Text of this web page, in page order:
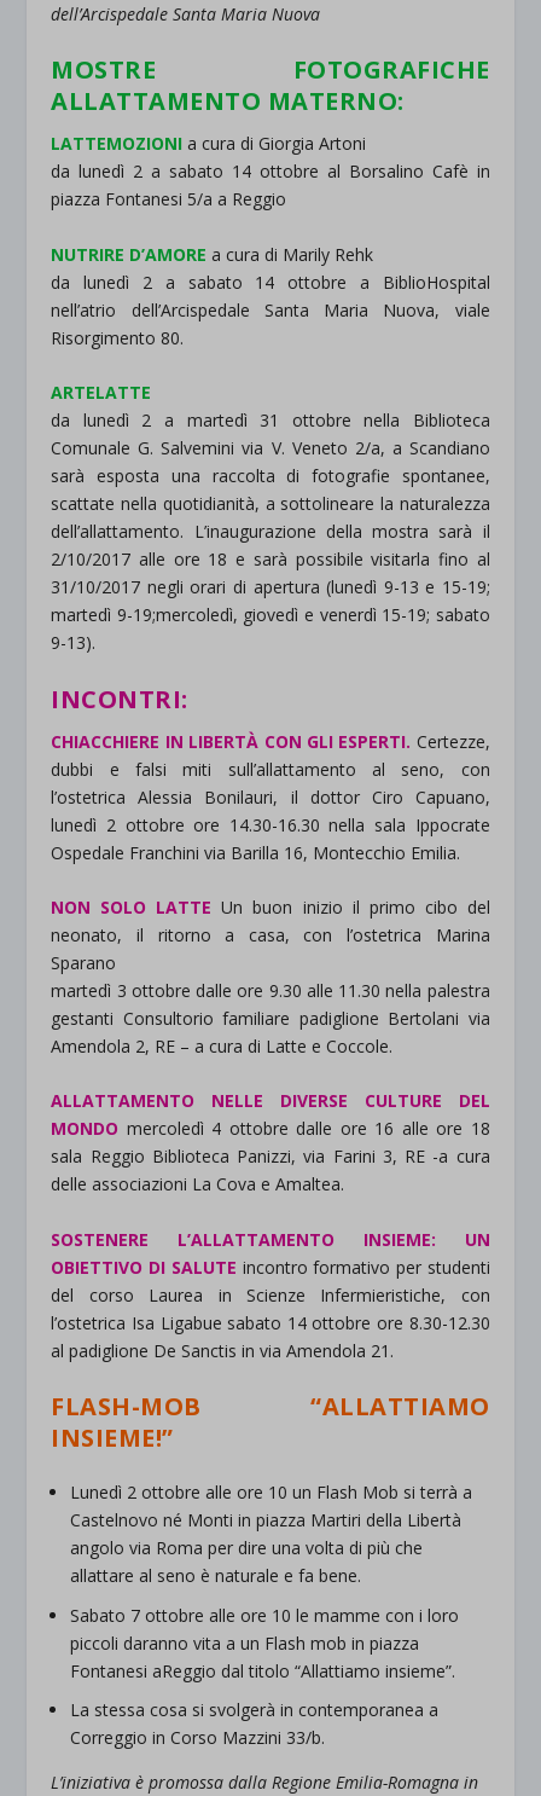
dell’Arcispedale Santa Maria Nuova
MOSTRE FOTOGRAFICHE
ALLATTAMENTO MATERNO:
LATTEMOZIONI a cura di Giorgia Artoni
da lunedì 2 a sabato 14 ottobre al Borsalino Cafè in
piazza Fontanesi 5/a a Reggio
NUTRIRE D’AMORE a cura di Marily Rehk
da lunedì 2 a sabato 14 ottobre a BiblioHospital
nell’atrio dell’Arcispedale Santa Maria Nuova, viale
Risorgimento 80.
ARTELATTE
da lunedì 2 a martedì 31 ottobre nella Biblioteca
Comunale G. Salvemini via V. Veneto 2/a, a Scandiano
sarà esposta una raccolta di fotografie spontanee,
scattate nella quotidianità, a sottolineare la naturalezza
dell’allattamento. L’inaugurazione della mostra sarà il
2/10/2017 alle ore 18 e sarà possibile visitarla fino al
31/10/2017 negli orari di apertura (lunedì 9-13 e 15-19;
martedì 9-19;mercoledì, giovedì e venerdì 15-19; sabato
9-13).
INCONTRI:
CHIACCHIERE IN LIBERTÀ CON GLI ESPERTI. Certezze,
dubbi e falsi miti sull’allattamento al seno, con
l’ostetrica Alessia Bonilauri, il dottor Ciro Capuano,
lunedì 2 ottobre ore 14.30-16.30 nella sala Ippocrate
Ospedale Franchini via Barilla 16, Montecchio Emilia.
NON SOLO LATTEUn buon inizio il primo cibo del
neonato, il ritorno a casa, con l’ostetrica Marina
Sparano
martedì 3 ottobre dalle ore 9.30 alle 11.30 nella palestra
gestanti Consultorio familiare padiglione Bertolani via
Amendola 2, RE – a cura di Latte e Coccole.
ALLATTAMENTO NELLE DIVERSE CULTURE DEL
MONDO mercoledì 4 ottobre dalle ore 16 alle ore 18
sala Reggio Biblioteca Panizzi, via Farini 3, RE -a cura
delle associazioni La Cova e Amaltea.
SOSTENERE L’ALLATTAMENTO INSIEME: UN
OBIETTIVO DI SALUTE incontro formativo per studenti
del corso Laurea in Scienze Infermieristiche, con
l’ostetrica Isa Ligabue sabato 14 ottobre ore 8.30-12.30
al padiglione De Sanctis in via Amendola 21.
FLASH-MOB “ALLATTIAMO
INSIEME!”
Lunedì 2 ottobre alle ore 10 un Flash Mob si terrà a
Castelnovo né Monti in piazza Martiri della Libertà
angolo via Roma per dire una volta di più che
allattare al seno è naturale e fa bene.
Sabato 7 ottobre alle ore 10 le mamme con i loro
piccoli daranno vita a un Flash mob in piazza
Fontanesi aReggio dal titolo “Allattiamo insieme”.
La stessa cosa si svolgerà in contemporanea a
Correggio in Corso Mazzini 33/b.
L’iniziativa è promossa dalla Regione Emilia-Romagna in